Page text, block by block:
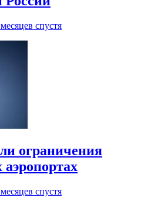
спустя
ограничения
спустя